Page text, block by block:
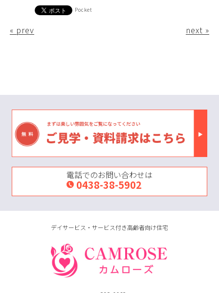
Pocket
« prev next »
電話でのお問い合わせは
0438-38-5902
デイサービス・サービス付き高齢者向け住宅